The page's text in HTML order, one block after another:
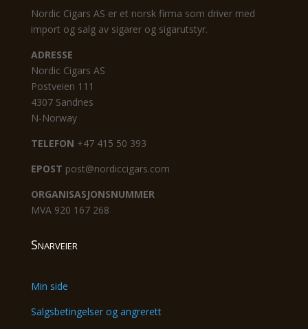
Nordic Cigars AS er et norsk firma som driver med
import og salg av sigarer og sigarutstyr.
ADRESSE
Nordic Cigars AS
Postveien 111
4307 Sandnes
N-Norway
TELEFON +47 415 50 393
EPOST post@nordiccigars.com
ORGANISASJONSNUMMER
MVA 920 167 268
Snarveier
Min side
Salgsbetingelser og angrerett